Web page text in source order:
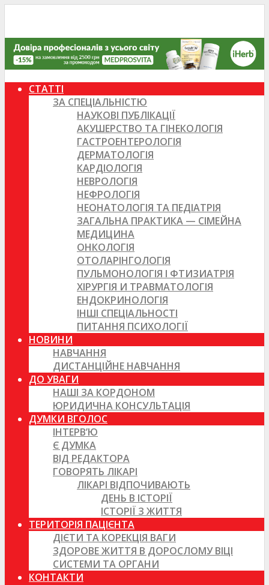
СТАТТІ
ЗА СПЕЦІАЛЬНІСТЮ
НАУКОВІ ПУБЛІКАЦІЇ
АКУШЕРСТВО ТА ГІНЕКОЛОГІЯ
ГАСТРОЕНТЕРОЛОГІЯ
ДЕРМАТОЛОГІЯ
КАРДІОЛОГІЯ
НЕВРОЛОГІЯ
НЕФРОЛОГІЯ
НЕОНАТОЛОГІЯ ТА ПЕДІАТРІЯ
ЗАГАЛЬНА ПРАКТИКА — СІМЕЙНА
МЕДИЦИНА
ОНКОЛОГІЯ
ОТОЛАРІНГОЛОГІЯ
ПУЛЬМОНОЛОГІЯ І ФТИЗИАТРІЯ
ХІРУРГІЯ И ТРАВМАТОЛОГІЯ
ЕНДОКРИНОЛОГІЯ
ІНШІ СПЕЦІАЛЬНОСТІ
ПИТАННЯ ПСИХОЛОГІЇ
НОВИНИ
НАВЧАННЯ
ДИСТАНЦІЙНЕ НАВЧАННЯ
ДО УВАГИ
НАШІ ЗА КОРДОНОМ
ЮРИДИЧНА КОНСУЛЬТАЦІЯ
ДУМКИ ВГОЛОС
ІНТЕРВ’Ю
Є ДУМКА
ВІД РЕДАКТОРА
ГОВОРЯТЬ ЛІКАРІ
ЛІКАРІ ВІДПОЧИВАЮТЬ
ДЕНЬ В ІСТОРІЇ
ІСТОРІЇ З ЖИТТЯ
ТЕРИТОРІЯ ПАЦІЄНТА
ДІЄТИ ТА КОРЕКЦІЯ ВАГИ
ЗДОРОВЕ ЖИТТЯ В ДОРОСЛОМУ ВІЦІ
СИСТЕМИ ТА ОРГАНИ
КОНТАКТИ